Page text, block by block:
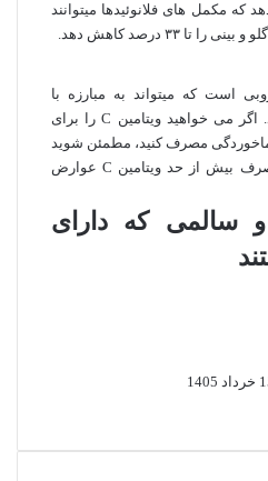
مکمل‌ های فلانوئید‌ها میتوانند
۳۳ درصد کاهش دهد.
است که میتواند به مبارزه با
عفونت‌ های تنفسی کمک کند. اگر می خواهید ویتامین C را برای
مصرف کنید، مطمئن شوید
که بیش از حد نباشد، زیرا مصرف بیش از حد ویتامین C عوارض
سالمی که دارای
1405